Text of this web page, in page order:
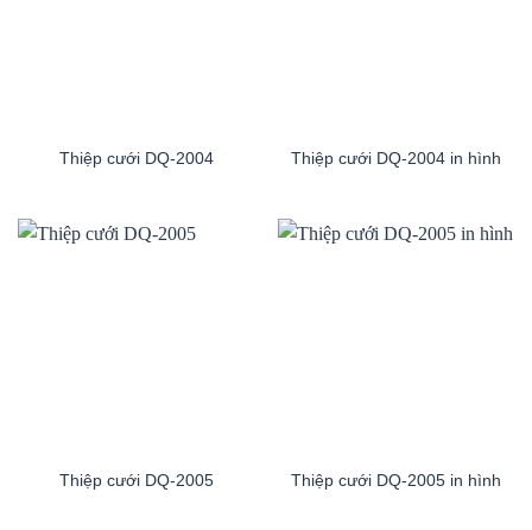
Thiệp cưới DQ-2004 Thiệp cưới DQ-2004 in hình
Thiệp cưới DQ-2005 Thiệp cưới DQ-2005 in hình